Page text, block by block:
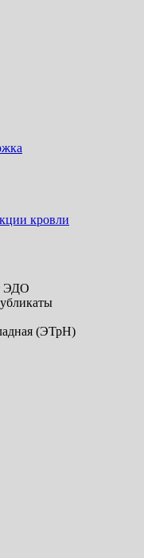
кровли
ЭДО
(ЭТрН)